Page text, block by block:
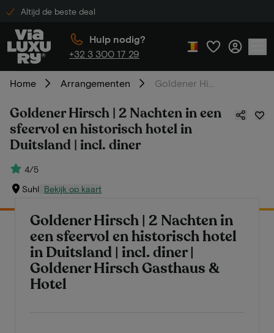
Altijd de beste deal
Hulp nodig?
+32 3 300 17 29
Home Arrangementen
Goldener Hirsch | 2 Nachten in een
sfeervol en historisch hotel in
Duitsland | incl. diner
4/5
Suhl Bekijk op kaart
Goldener Hirsch | 2 Nachten in
een sfeervol en historisch hotel
in Duitsland | incl. diner |
Goldener Hirsch Gasthaus &
Hotel